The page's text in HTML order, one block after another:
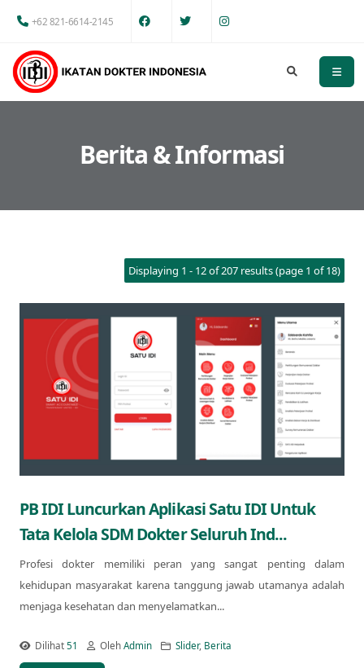
+62 821-6614-2145
Berita & Informasi
Displaying 1 - 12 of 207 results (page 1 of 18)
PB IDI Luncurkan Aplikasi Satu IDI Untuk
Tata Kelola SDM Dokter Seluruh Ind...
Profesi dokter memiliki peran yang sangat penting dalam
kehidupan masyarakat karena tanggung jawab utamanya adalah
menjaga kesehatan dan menyelamatkan...
Dilihat51 OlehAdmin Slider, Berita